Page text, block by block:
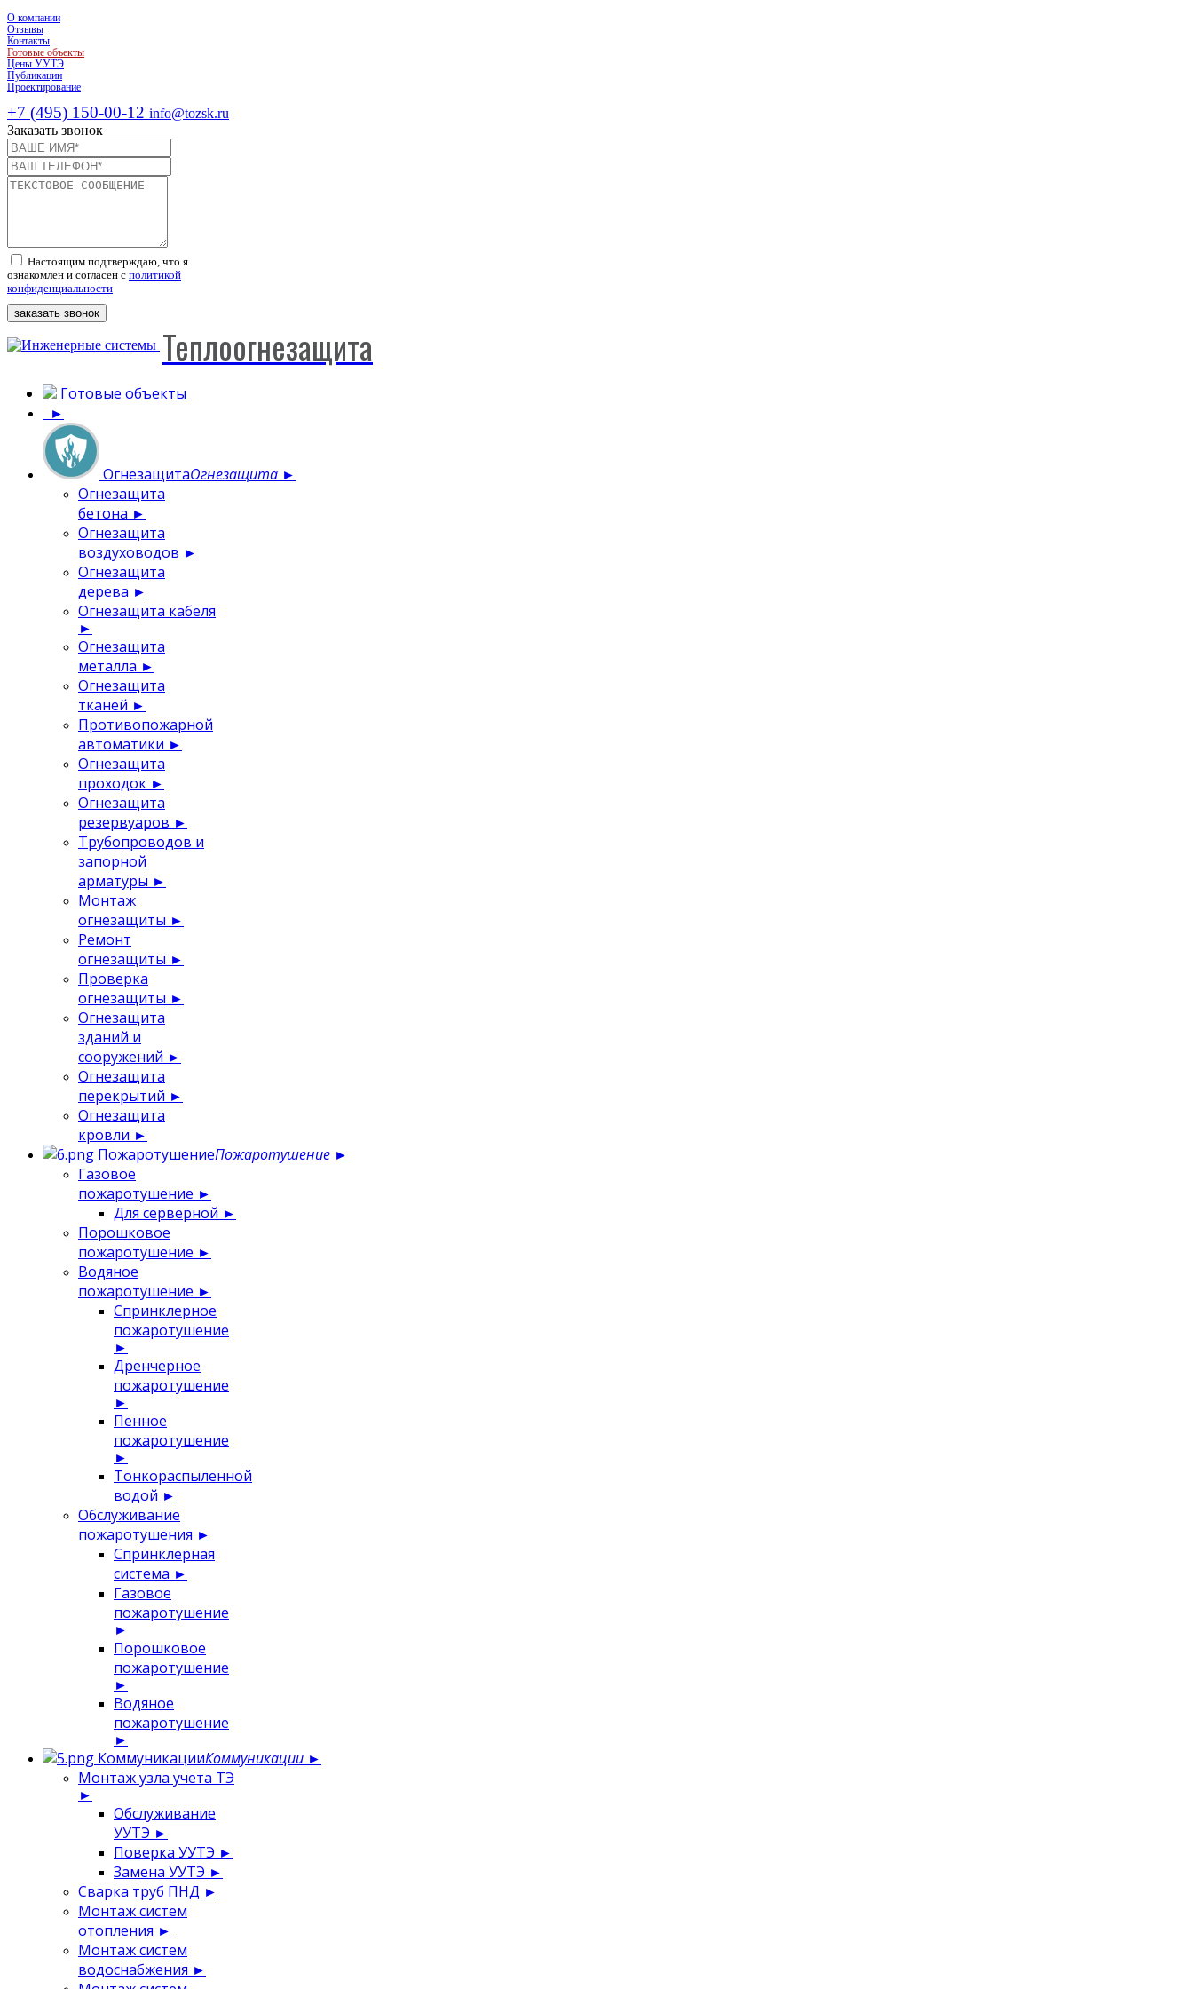
О компании
Отзывы
Контакты
Готовые объекты
Цены УУТЭ
Публикации
Проектирование
+7 (495) 150-00-12 info@tozsk.ru
Заказать звонок
Настоящим подтверждаю, что я
ознакомлен и согласен с политикой
конфиденциальности
заказать звонок
Теплоогнезащита
Готовые объекты
►
ОгнезащитаОгнезащита ►
Огнезащита
бетона ►
Огнезащита
воздуховодов ►
Огнезащита
дерева ►
Огнезащита кабеля
►
Огнезащита
металла ►
Огнезащита
тканей ►
Противопожарной
автоматики ►
Огнезащита
проходок ►
Огнезащита
резервуаров ►
Трубопроводов и
запорной
арматуры ►
Монтаж
огнезащиты ►
Ремонт
огнезащиты ►
Проверка
огнезащиты ►
Огнезащита
зданий и
сооружений ►
Огнезащита
перекрытий ►
Огнезащита
кровли ►
ПожаротушениеПожаротушение ►
Газовое
пожаротушение ►
Для серверной ►
Порошковое
пожаротушение ►
Водяное
пожаротушение ►
Спринклерное
пожаротушение
►
Дренчерное
пожаротушение
►
Пенное
пожаротушение
►
Тонкораспыленной
водой ►
Обслуживание
пожаротушения ►
Спринклерная
система ►
Газовое
пожаротушение
►
Порошковое
пожаротушение
►
Водяное
пожаротушение
►
КоммуникацииКоммуникации ►
Монтаж узла учета ТЭ
►
Обслуживание
УУТЭ ►
Поверка УУТЭ ►
Замена УУТЭ ►
Сварка труб ПНД ►
Монтаж систем
отопления ►
Монтаж систем
водоснабжения ►